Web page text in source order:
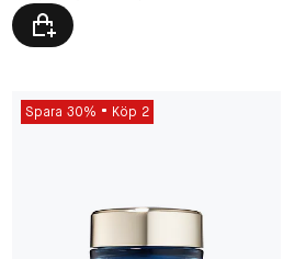
Spara 30% Köp 2